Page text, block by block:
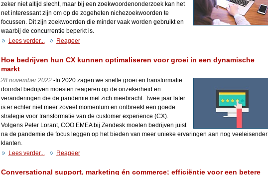
zeker niet altijd slecht, maar bij een zoekwoordenonderzoek kan het
net interessant zijn om op de zogeheten nichezoekwoorden te
focussen. Dit zijn zoekwoorden die minder vaak worden gebruikt en
waarbij de concurrentie beperkt is.
Lees verder...
Reageer
Hoe bedrijven hun CX kunnen optimaliseren voor groei in een dynamische
markt
28 november 2022- ​​In 2020 zagen we snelle groei en transformatie
doordat bedrijven moesten reageren op de onzekerheid en
veranderingen die de pandemie met zich meebracht. Twee jaar later
is er echter niet meer zoveel momentum en ontbreekt een goede
strategie voor transformatie van de customer experience (CX).
Volgens Peter Lorant, COO EMEA bij Zendesk moeten bedrijven juist
na de pandemie de focus leggen op het bieden van meer unieke ervaringen aan nog veeleisender
klanten.
Lees verder...
Reageer
Conversational support, marketing én commerce; efficiëntie voor een betere